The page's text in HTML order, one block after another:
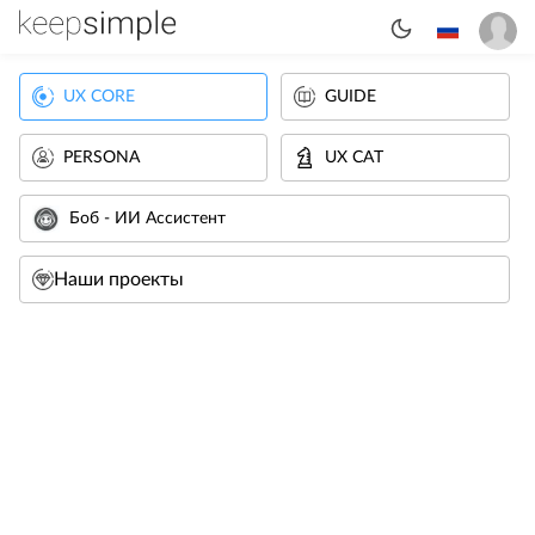
UX CORE GUIDE
PERSONA UX CAT
Боб - ИИ Ассистент
Наши проекты